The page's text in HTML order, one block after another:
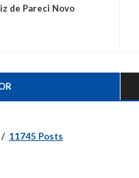
de Pareci Novo
11745 Posts